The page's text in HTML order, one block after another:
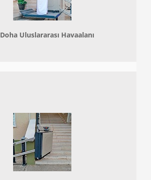
Doha Uluslararası Havaalanı